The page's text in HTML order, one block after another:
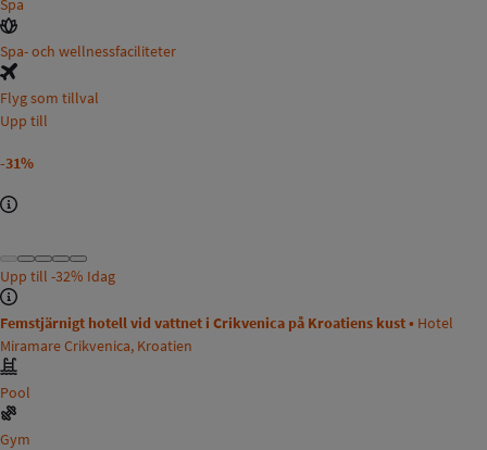
Spa- och wellnessfaciliteter
Flyg som tillval
Upp till
-31%
Upp till -32% Idag
Femstjärnigt hotell vid vattnet i Crikvenica på Kroatiens kust • Hotel
Miramare Crikvenica, Kroatien
Pool
Gym